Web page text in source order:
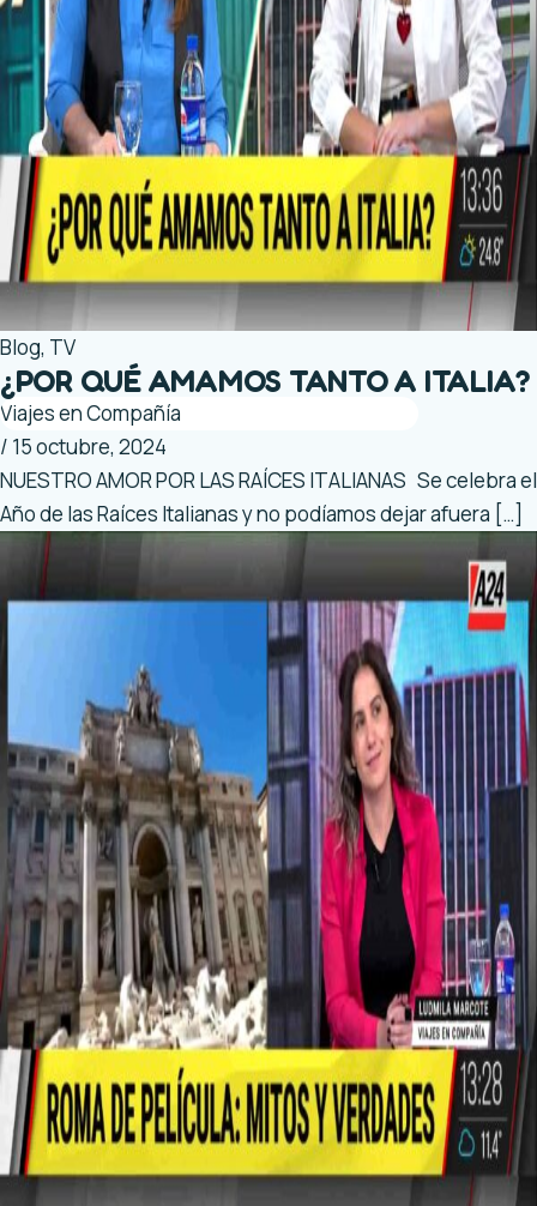
Blog, TV
¿POR QUÉ AMAMOS TANTO A ITALIA?
Viajes en Compañía
/ 15 octubre, 2024
NUESTRO AMOR POR LAS RAÍCES ITALIANAS Se celebra el
Año de las Raíces Italianas y no podíamos dejar afuera […]